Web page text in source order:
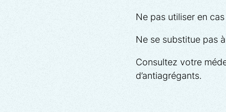
permettant de
Le Gingembre
en évidence par
l’inflammation, il a
Ne pas utiliser en
Ne se substitue pas
Consultez votre
d’antiagrégants.